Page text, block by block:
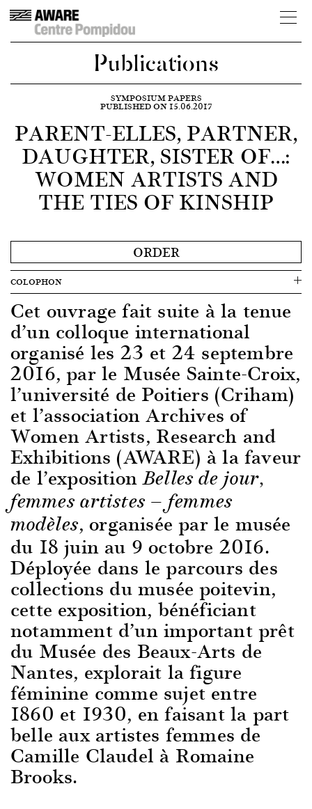
Publications
SYMPOSIUM PAPERS
PUBLISHED ON 15.06.2017
PARENT-ELLES, PARTNER,
DAUGHTER, SISTER OF…:
WOMEN ARTISTS AND
THE TIES OF KINSHIP
ORDER
COLOPHON
Cet ouvrage fait suite à la tenue
d’un colloque international
organisé les 23 et 24 septembre
2016, par le Musée Sainte-Croix,
l’université de Poitiers (Criham)
et l’association Archives of
Women Artists, Research and
Exhibitions (AWARE) à la faveur
de l’expositionBelles de jour,
femmes artistes — femmes
modèles, organisée par le musée
du 18 juin au 9 octobre 2016.
Déployée dans le parcours des
collections du musée poitevin,
cette exposition, bénéficiant
notamment d’un important prêt
du Musée des Beaux-Arts de
Nantes, explorait la figure
féminine comme sujet entre
1860 et 1930, en faisant la part
belle aux artistes femmes de
Camille Claudel à Romaine
Brooks.